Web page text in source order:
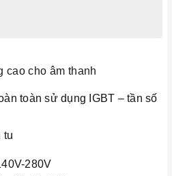
cao cho âm thanh
toàn sử dụng IGBT – tần số
280V